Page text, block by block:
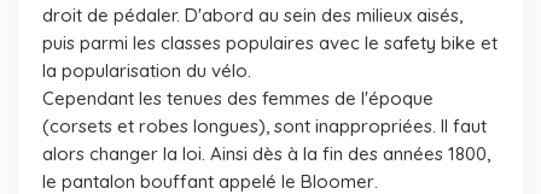
droit de pédaler. D'abord au sein des milieux aisés,
puis parmi les classes populaires avec le safety bike et
la popularisation du vélo.
Cependant les tenues des femmes de l'époque
(corsets et robes longues), sont inappropriées. Il faut
alors changer la loi. Ainsi dès à la fin des années 1800,
le pantalon bouffant appelé le Bloomer.